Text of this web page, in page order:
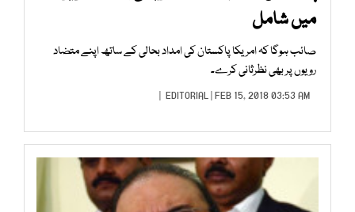
میں شامل
صائب ہوگا کہ امریکا پاکستان کی امداد بحالی کے ساتھ اپنے متضاد
رویوں پر بھی نظرثانی کرے۔
EDITORIAL| FEB 15, 2018 03:53 AM |